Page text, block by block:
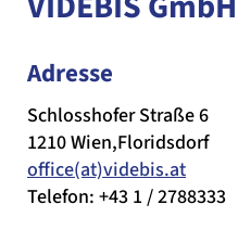
Adresse
Schlosshofer Straße 6
1210 Wien,Floridsdorf
office(at)videbis.at
Telefon: +43 1 / 2788333